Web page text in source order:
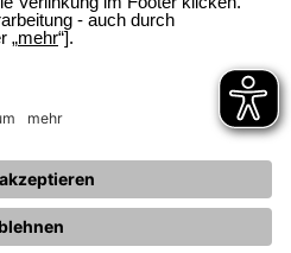
Datenschutz
SitemapStörmeldung
Seitenanfang